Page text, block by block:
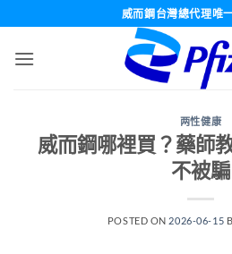
威而鋼台灣總代理唯
两性健康
威而鋼哪裡買？藥師
不被騙
POSTED ON 2026-06-15